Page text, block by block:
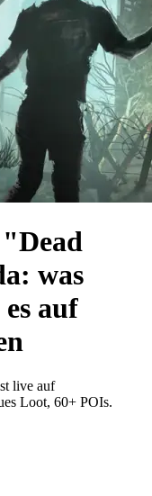
"Dead
was
auf
live auf
Loot, 60+ POIs.